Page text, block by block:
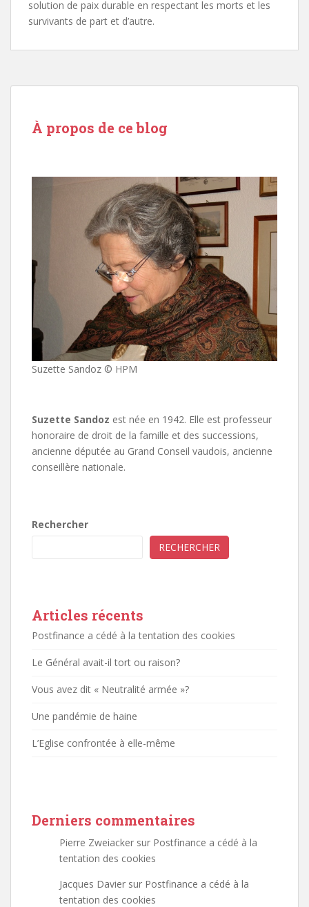
solution de paix durable en respectant les morts et les
survivants de part et d’autre.
À propos de ce blog
Suzette Sandoz © HPM
Suzette Sandoz est née en 1942. Elle est professeur
honoraire de droit de la famille et des successions,
ancienne députée au Grand Conseil vaudois, ancienne
conseillère nationale.
Rechercher
RECHERCHER
Articles récents
Postfinance a cédé à la tentation des cookies
Le Général avait-il tort ou raison?
Vous avez dit « Neutralité armée »?
Une pandémie de haine
L’Eglise confrontée à elle-même
Derniers commentaires
Pierre Zweiacker sur Postfinance a cédé à la
tentation des cookies
Jacques Davier sur Postfinance a cédé à la
tentation des cookies